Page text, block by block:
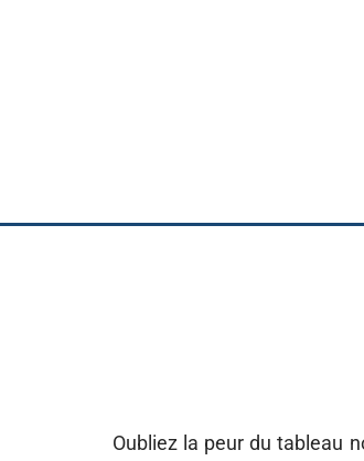
Oubliez la peur du tableau